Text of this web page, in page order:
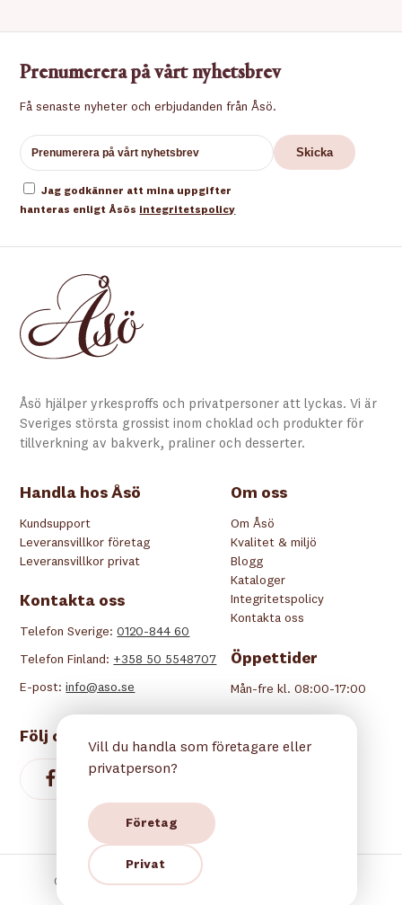
Prenumerera på vårt nyhetsbrev
Få senaste nyheter och erbjudanden från Åsö.
Jag godkänner att mina uppgifter
hanteras enligt Åsös integritetspolicy
Åsö hjälper yrkesproffs och privatpersoner att lyckas. Vi är
Sveriges största grossist inom choklad och produkter för
tillverkning av bakverk, praliner och desserter.
Om oss
Om Åsö
Kvalitet & miljö
Blogg
Kataloger
Integritetspolicy
Kontakta oss
Öppettider
Mån-fre kl. 08:00-17:00
Handla hos Åsö
Kundsupport
Leveransvillkor företag
Leveransvillkor privat
Kontakta oss
Telefon Sverige:0120-844 60
Telefon Finland: +358 50 5548707
E-post:info@aso.se
Följ oss
Copyright © 2026 Åsö. Alla rättigheter reserverade.
Vill du handla som företagare eller
privatperson?
Företag
Privat